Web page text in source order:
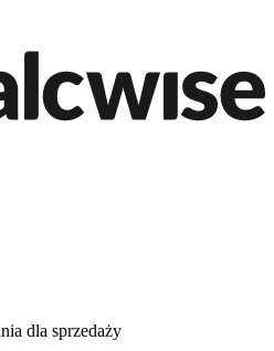
dla sprzedaży